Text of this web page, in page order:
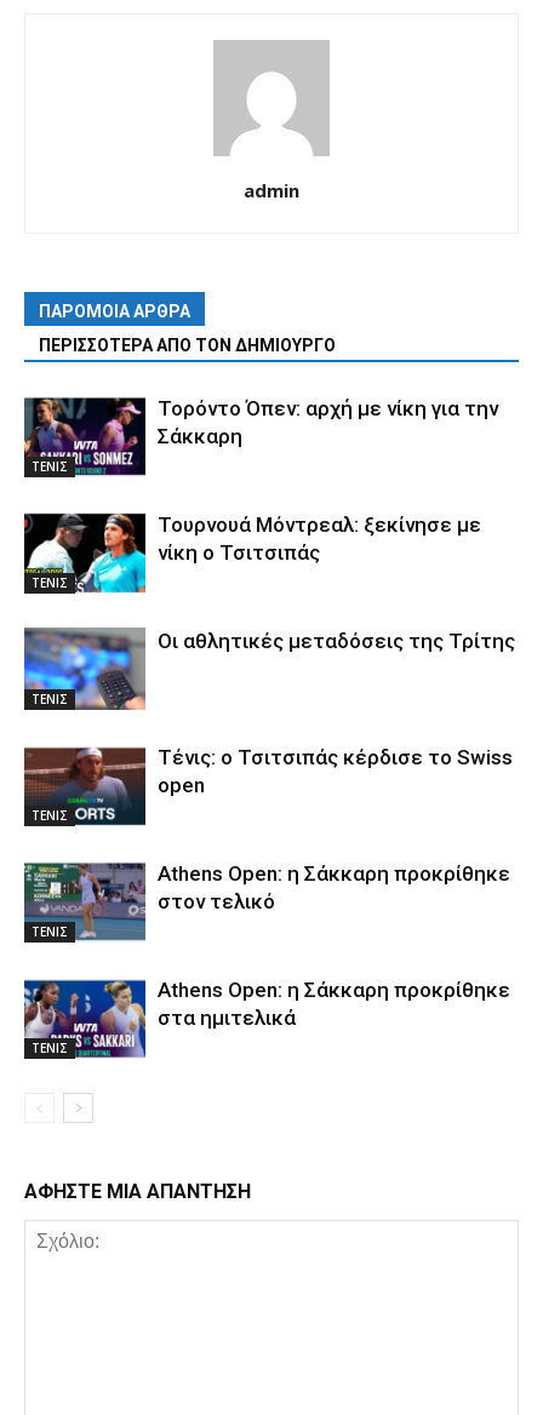
admin
ΠΑΡΟΜΟΙΑ ΑΡΘΡΑ
ΠΕΡΙΣΣΟΤΕΡΑ ΑΠΟ ΤΟΝ ΔΗΜΙΟΥΡΓΟ
ΤΕΝΙΣ
Τορόντο Όπεν: αρχή με νίκη για την
Σάκκαρη
ΤΕΝΙΣ
Τουρνουά Μόντρεαλ: ξεκίνησε με
νίκη ο Τσιτσιπάς
ΤΕΝΙΣ
Οι αθλητικές μεταδόσεις της Τρίτης
ΤΕΝΙΣ
Τένις: ο Τσιτσιπάς κέρδισε το Swiss
open
ΤΕΝΙΣ
Athens Open: η Σάκκαρη προκρίθηκε
στον τελικό
ΤΕΝΙΣ
Athens Open: η Σάκκαρη προκρίθηκε
στα ημιτελικά
ΑΦΗΣΤΕ ΜΙΑ ΑΠΑΝΤΗΣΗ